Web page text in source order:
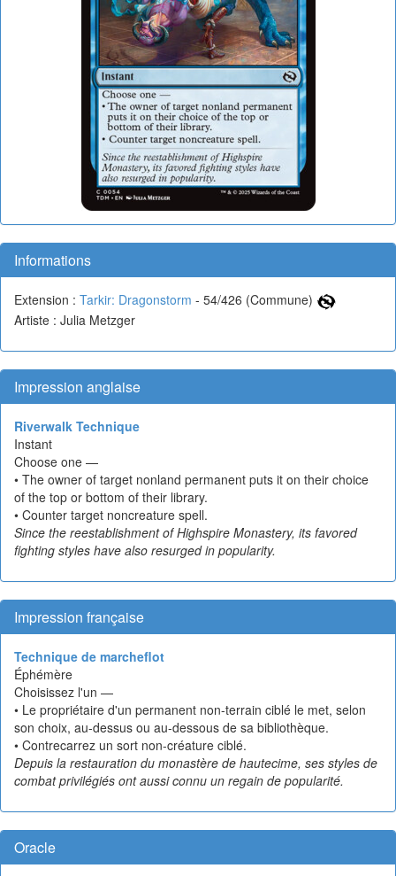
Informations
Extension : Tarkir: Dragonstorm - 54/426 (Commune)
Artiste : Julia Metzger
Impression anglaise
Riverwalk Technique
Instant
Choose one —
• The owner of target nonland permanent puts it on their choice
of the top or bottom of their library.
• Counter target noncreature spell.
Since the reestablishment of Highspire Monastery, its favored
fighting styles have also resurged in popularity.
Impression française
Technique de marcheflot
Éphémère
Choisissez l'un —
• Le propriétaire d'un permanent non-terrain ciblé le met, selon
son choix, au-dessus ou au-dessous de sa bibliothèque.
• Contrecarrez un sort non-créature ciblé.
Depuis la restauration du monastère de hautecime, ses styles de
combat privilégiés ont aussi connu un regain de popularité.
Oracle